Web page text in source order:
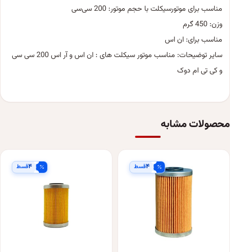
مناسب برای موتورسیکلت با حجم موتور: 200 سی‌سی
وزن: 450 گرم
مناسب برای: ان اس
سایر توضیحات: مناسب موتور سیکلت های : ان اس و آر اس 200 سی سی
و کی تی ام دوک
محصولات مشابه
۴قسط ۴قسط